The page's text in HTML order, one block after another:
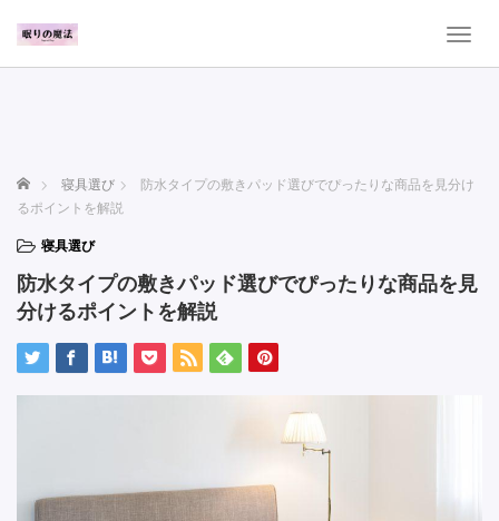
T
a
a
ホーム 寝具選び
防水タイプの敷きパッド選びでぴったりな商品を見分け
るポイントを解説
寝具選び
防水タイプの敷きパッド選びでぴったりな商品を見
分けるポイントを解説